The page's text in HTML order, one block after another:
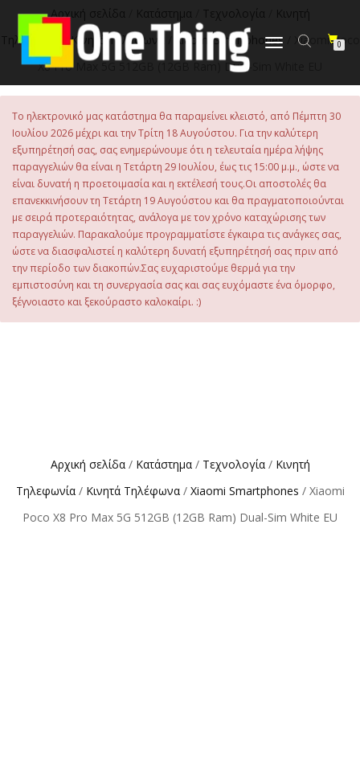
περιεχόμενο
Εναλλαγή
0
Αρχική σελίδα Κατάστημα Τεχνολογία
Κινητή
Τηλεφωνία
/Κινητά Τηλέφωνα Xiaomi Smartphones / Xiaomi Poco
X8 Pro Max 5G 512GB (12GB Ram) Dual-Sim White EU
Το ηλεκτρονικό μας κατάστημα θα παραμείνει κλειστό, από Πέμπτη 30
Ιουλίου 2026 μέχρι και την Τρίτη 18 Αυγούστου. Για την καλύτερη
εξυπηρέτησή σας, σας ενημερώνουμε ότι η τελευταία ημέρα λήψης
παραγγελιών θα είναι η Τετάρτη 29 Ιουλίου, έως τις 15:00 μ.μ., ώστε να
είναι δυνατή η προετοιμασία και η εκτέλεσή τους.Οι αποστολές θα
επανεκκινήσουν τη Τετάρτη 19 Αυγούστου και θα πραγματοποιούνται
με σειρά προτεραιότητας, ανάλογα με τον χρόνο καταχώρισης των
παραγγελιών. Παρακαλούμε προγραμματίστε έγκαιρα τις ανάγκες σας,
ώστε να διασφαλιστεί η καλύτερη δυνατή εξυπηρέτησή σας πριν από
την περίοδο των διακοπών.Σας ευχαριστούμε θερμά για την
εμπιστοσύνη και τη συνεργασία σας και σας ευχόμαστε ένα όμορφο,
ξέγνοιαστο και ξεκούραστο καλοκαίρι. :)
Αρχική σελίδα/ Κατάστημα/ Τεχνολογία/ Κινητή
Τηλεφωνία/ Κινητά Τηλέφωνα/ Xiaomi Smartphones / Xiaomi
Poco X8 Pro Max 5G 512GB (12GB Ram) Dual-Sim White EU